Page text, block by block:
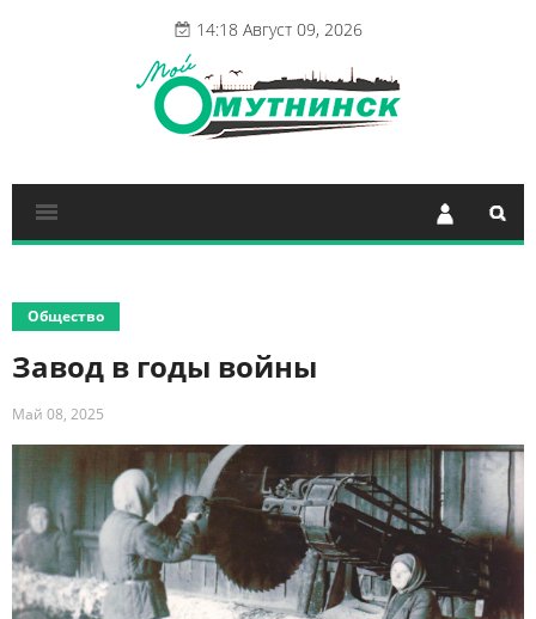
14:18 Август 09, 2026
Общество
Завод в годы войны
Май 08, 2025